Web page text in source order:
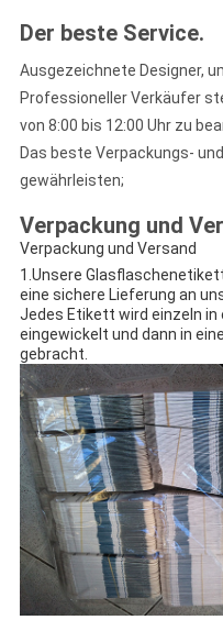
Der beste Service.
Ausgezeichnete Designer,
Professioneller Verkäufer
von 8:00 bis 12:00 Uhr zu
Das beste Verpackungs-
gewährleisten;
Verpackung und
Verpackung und Versand
1.Unsere
eine sichere Lieferung an
Jedes Etikett wird einzeln
eingewickelt und dann in
gebracht.